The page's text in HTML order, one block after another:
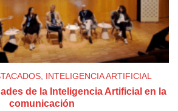
, INTELIGENCIA ARTIFICIAL
de la Inteligencia Artificial en la
comunicación